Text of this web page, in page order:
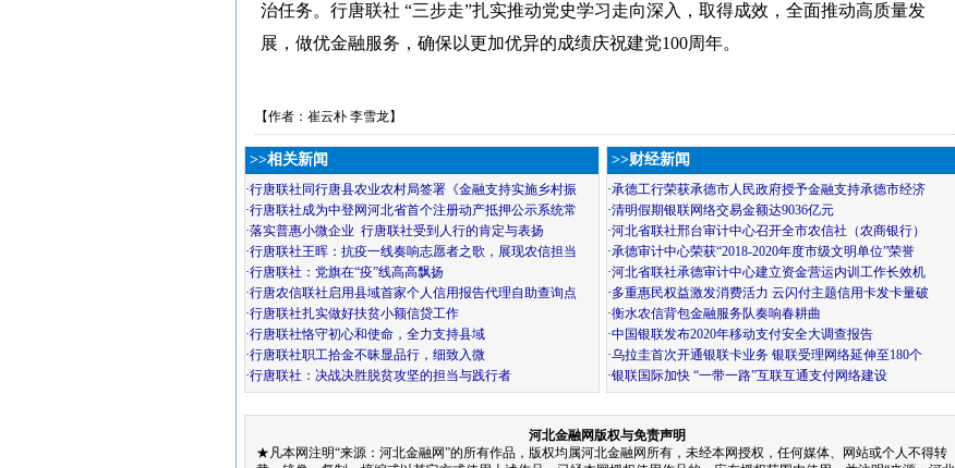
治任务。行唐联社 “三步走”扎实推动党史学习走向深入，取得成效，全面推动高质量发
展，做优金融服务，确保以更加优异的成绩庆祝建党100周年。
【作者：崔云朴 李雪龙】
>>相关新闻
·行唐联社同行唐县农业农村局签署《金融支持实施乡村振
·行唐联社成为中登网河北省首个注册动产抵押公示系统常
·落实普惠小微企业 行唐联社受到人行的肯定与表扬
·行唐联社王晖：抗疫一线奏响志愿者之歌，展现农信担当
·行唐联社：党旗在“疫”线高高飘扬
·行唐农信联社启用县域首家个人信用报告代理自助查询点
·行唐联社扎实做好扶贫小额信贷工作
·行唐联社恪守初心和使命，全力支持县域
·行唐联社职工拾金不昧显品行，细致入微
·行唐联社：决战决胜脱贫攻坚的担当与践行者
>>财经新闻
·承德工行荣获承德市人民政府授予金融支持承德市经济
·清明假期银联网络交易金额达9036亿元
·河北省联社邢台审计中心召开全市农信社（农商银行）
·承德审计中心荣获“2018-2020年度市级文明单位”荣誉
·河北省联社承德审计中心建立资金营运内训工作长效机
·多重惠民权益激发消费活力 云闪付主题信用卡发卡量破
·衡水农信背包金融服务队奏响春耕曲
·中国银联发布2020年移动支付安全大调查报告
·乌拉圭首次开通银联卡业务 银联受理网络延伸至180个
·银联国际加快 “一带一路”互联互通支付网络建设
河北金融网版权与免责声明
★凡本网注明“来源：河北金融网”的所有作品，版权均属河北金融网所有，未经本网授权，任何媒体、网站或个人不得转